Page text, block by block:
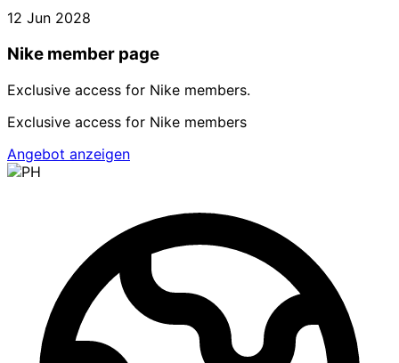
12 Jun 2028
Nike member page
Exclusive access for Nike members.
Exclusive access for Nike members
Angebot anzeigen